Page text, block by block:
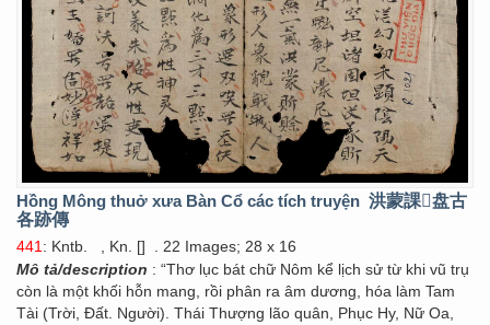
Hồng Mông thuở xưa Bàn Cổ các tích truyện 洪蒙課𠸗盘古
各跡傳
441: Kntb. , Kn. []
. 22 Images; 28 x 16
Mô tả/description : “Thơ lục bát chữ Nôm kể lịch sử từ khi vũ trụ
còn là một khối hỗn mang, rồi phân ra âm dương, hóa làm Tam
Tài (Trời, Đất. Người). Thái Thượng lão quân, Phục Hy, Nữ Oa,